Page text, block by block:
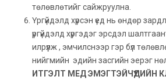
төлөвлөтийг сайжруулна.
Үргүйдэлд хүрсэн үед нь өндөр
үргүйдэлд хүргэдэг эрсдэл
илрүүлж , эмчилснээр гэр бүл
нийгмийн эдийн засгийн эерэг
ИТГЭЛТ МЕД ЭМЭГТЭЙЧҮҮДИЙН